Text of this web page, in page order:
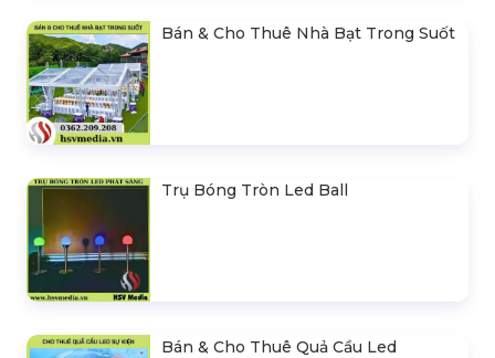
Bán & Cho Thuê Nhà Bạt Trong Suốt
Trụ Bóng Tròn Led Ball
Bán & Cho Thuê Quả Cầu Led